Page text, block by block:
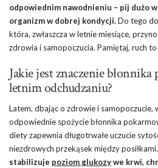
odpowiednim nawodnieniu – pij dużo
organizm w dobrej kondycji.Do tego
która, zwłaszcza w letnie miesiące,
zdrowia i samopoczucia. Pamiętaj, ruch
Jakie jest znaczenie
letnim odchudzaniu?
Latem, dbając o zdrowie i samopoczucie,
odpowiednie spożycie błonnika
diety zapewnia długotrwałe uczucie
niezdrowych przekąsek między
stabilizuje poziom glukozywe krwi,